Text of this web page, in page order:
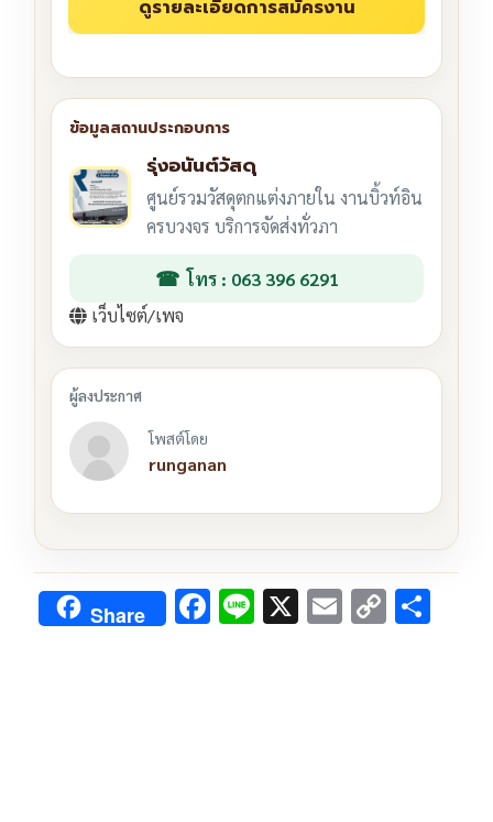
รุ่งอนันต์วัสดุ
ศูนย์รวมวัสดุตกแต่งภายใน งานบิ้วท์อิน
ครบวงจร บริการจัดส่งทั่วภา
โทร : 063 396 6291
เว็บไซต์/เพจ
โพสต์โดย
runganan
Share F Li X E C